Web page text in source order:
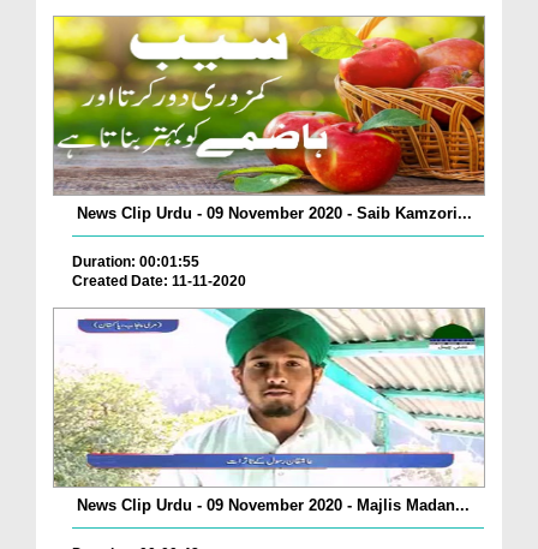
News Clip Urdu - 09 November 2020 - Saib Kamzori...
Duration: 00:01:55
Created Date: 11-11-2020
News Clip Urdu - 09 November 2020 - Majlis Madan...